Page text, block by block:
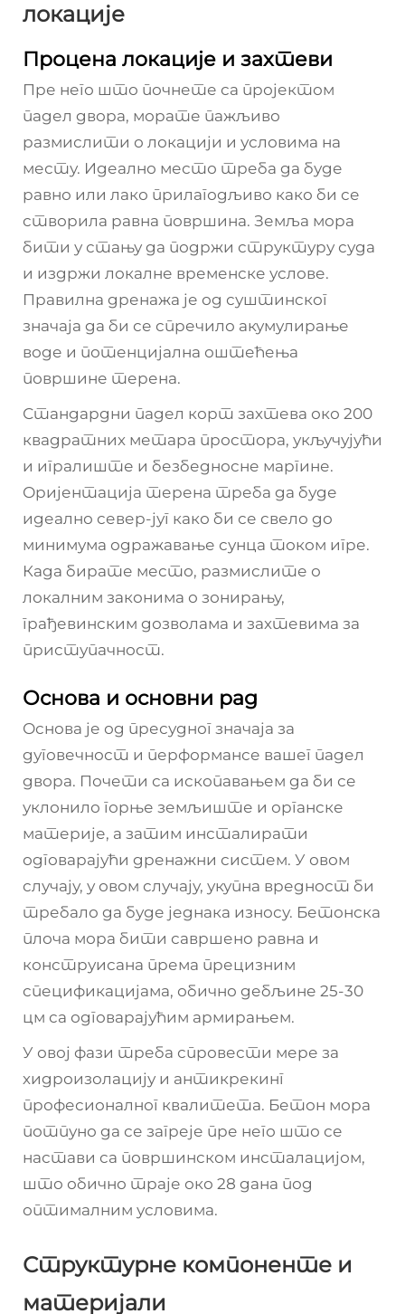
локације
Процена локације и захтеви
Пре него што почнете са пројектом
падел двора, морате пажљиво
размислити о локацији и условима на
месту. Идеално место треба да буде
равно или лако прилагодљиво како би се
створила равна површина. Земља мора
бити у стању да подржи структуру суда
и издржи локалне временске услове.
Правилна дренажа је од суштинског
значаја да би се спречило акумулирање
воде и потенцијална оштећења
површине терена.
Стандардни падел корт захтева око 200
квадратних метара простора, укључујући
и игралиште и безбедносне маргине.
Оријентација терена треба да буде
идеално север-југ како би се свело до
минимума одражавање сунца током игре.
Када бирате место, размислите о
локалним законима о зонирању,
грађевинским дозволама и захтевима за
приступачност.
Основа и основни рад
Основа је од пресудног значаја за
дуговечност и перформансе вашег падел
двора. Почети са ископавањем да би се
уклонило горње земљиште и органске
материје, а затим инсталирати
одговарајући дренажни систем. У овом
случају, у овом случају, укупна вредност би
требало да буде једнака износу. Бетонска
плоча мора бити савршено равна и
конструисана према прецизним
спецификацијама, обично дебљине 25-30
цм са одговарајућим армирањем.
У овој фази треба спровести мере за
хидроизолацију и антикрекинг
професионалног квалитета. Бетон мора
потпуно да се загреје пре него што се
настави са површинском инсталацијом,
што обично траје око 28 дана под
оптималним условима.
Структурне компоненте и
материјали